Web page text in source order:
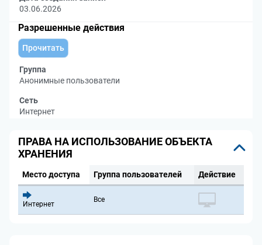
03.06.2026
Разрешенные действия
Прочитать
Группа
Анонимные пользователи
Сеть
Интернет
ПРАВА НА ИСПОЛЬЗОВАНИЕ ОБЪЕКТА
ХРАНЕНИЯ
Место доступа Группа пользователей Действие
Интернет
Все